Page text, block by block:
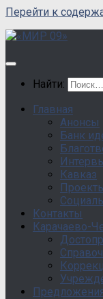
Перейти к
Найти:
Главная
Анонсы
Банк
Кавказ
Контакты
Карачаево-